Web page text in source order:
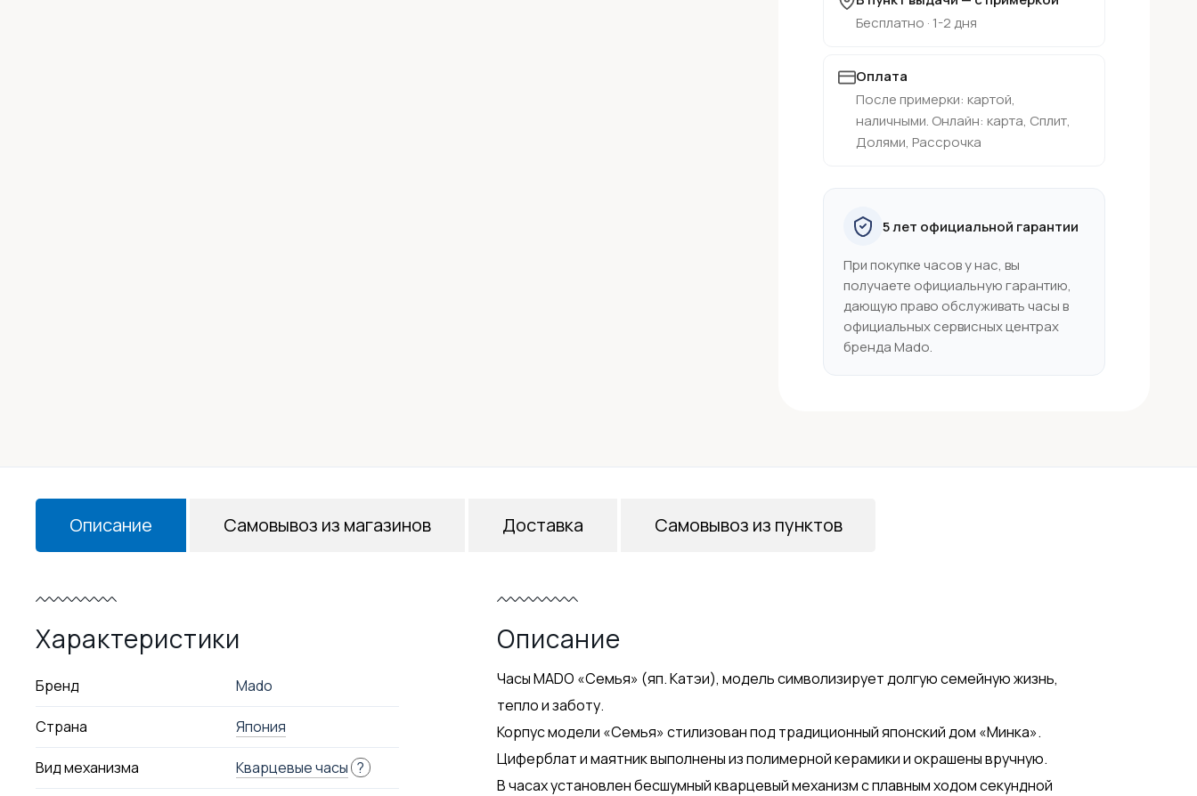
Бесплатно · 1-2 дня
Оплата
После примерки: картой,
наличными. Онлайн: карта, Сплит,
Долями, Рассрочка
5 лет официальной гарантии
При покупке часов у нас, вы
получаете официальную гарантию,
дающую право обслуживать часы в
официальных сервисных центрах
бренда Mado.
Описание
Характеристики
Бренд Mado
Страна Япония
Вид механизма Кварцевые часы ?
Описание
Часы MADO «Семья» (яп. Катэи), модель символизирует долгую семейную жизнь,
тепло и заботу.
Корпус модели «Семья» стилизован под традиционный японский дом «Минка».
Циферблат и маятник выполнены из полимерной керамики и окрашены вручную.
В часах установлен бесшумный кварцевый механизм с плавным ходом секундной
Самовывоз из магазинов Доставка Самовывоз из пунктов